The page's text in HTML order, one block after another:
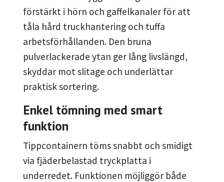
förstärkt i hörn och gaffelkanaler för att
tåla hård truckhantering och tuffa
arbetsförhållanden. Den bruna
pulverlackerade ytan ger lång livslängd,
skyddar mot slitage och underlättar
praktisk sortering.
Enkel tömning med smart
funktion
Tippcontainern töms snabbt och smidigt
via fjäderbelastad tryckplatta i
underredet. Funktionen möjliggör både